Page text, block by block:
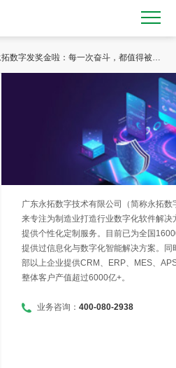
数字发奖金啦：每一次奋斗，都值得被犒
广东永拓数字技术有限公司（简称永拓
来专注为制造业打造行业数字化软件解决
提供个性化定制服务。目前已为全国
提供过信息化与数字化智能解决方案。
部以上企业提供CRM、ERP、MES、
整体客户产值超过6000亿+。
业务咨询： 400-080-2938